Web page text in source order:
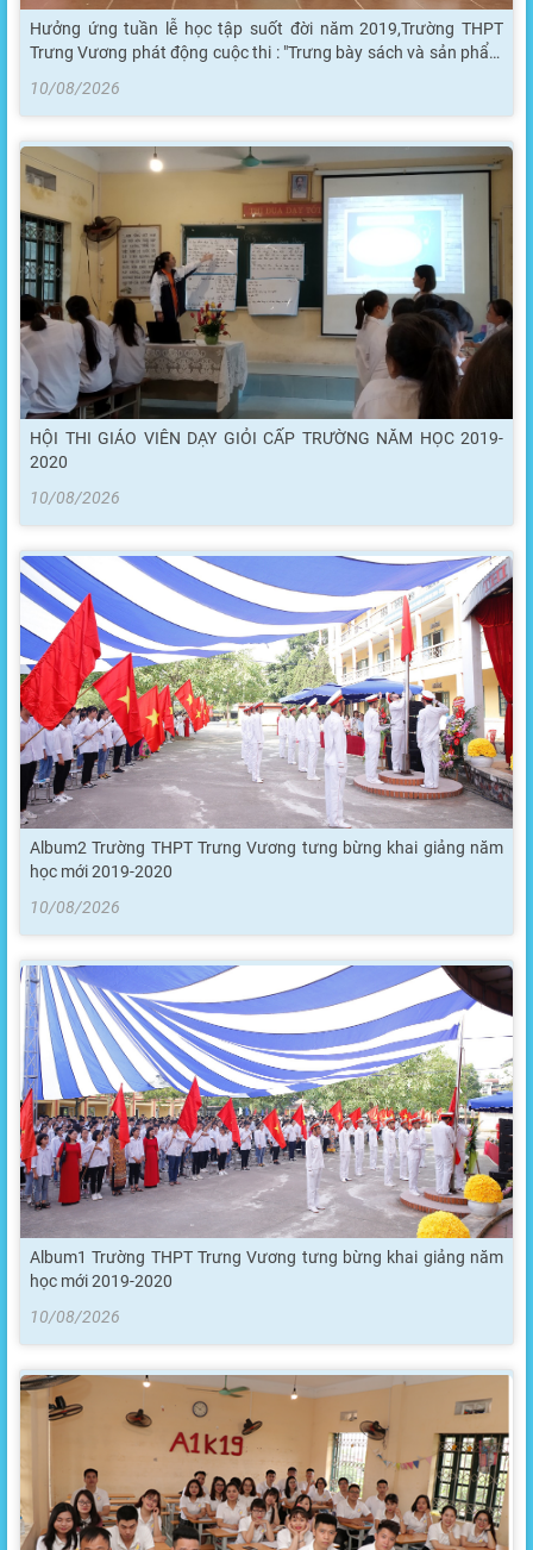
Hưởng ứng tuần lễ học tập suốt đời năm 2019,Trường THPT
Trưng Vương phát động cuộc thi : "Trưng bày sách và sản phẩm
10/08/2026
HỘI THI GIÁO VIÊN DẠY GIỎI CẤP TRƯỜNG NĂM HỌC 2019-
2020
10/08/2026
Album2 Trường THPT Trưng Vương tưng bừng khai giảng năm
học mới 2019-2020
10/08/2026
Album1 Trường THPT Trưng Vương tưng bừng khai giảng năm
học mới 2019-2020
10/08/2026